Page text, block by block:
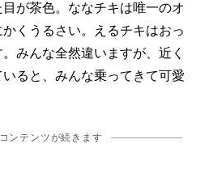
が茶色。ななチキは唯一のオ
くうるさい。えるチキはおっ
みんな全然違いますが、近く
ると、みんな乗ってきて可愛
ンテンツが続きます